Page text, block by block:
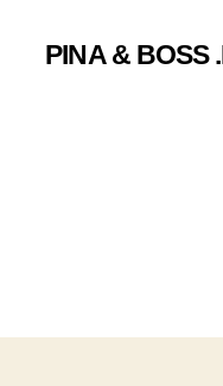
PINA & BOSS